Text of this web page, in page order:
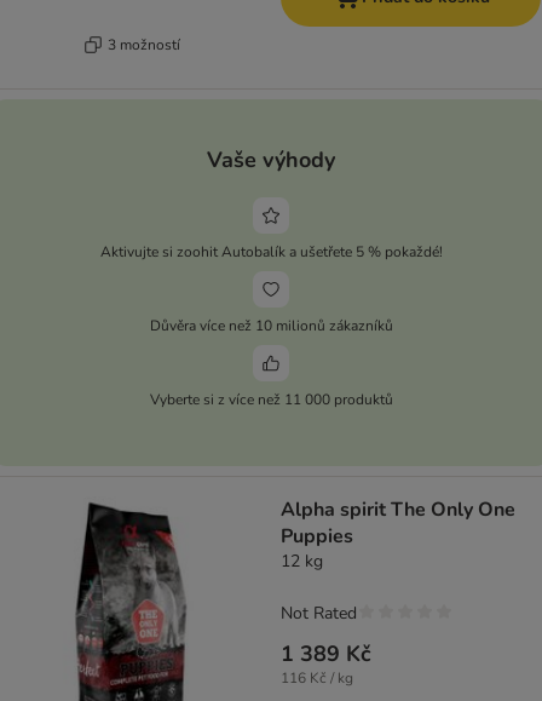
3 možností
Vaše výhody
Aktivujte si zoohit Autobalík a ušetřete 5 % pokaždé!
Důvěra více než 10 milionů zákazníků
Vyberte si z více než 11 000 produktů
Alpha spirit The Only One
Puppies
12 kg
1 389 Kč
116 Kč / kg
Not Rated